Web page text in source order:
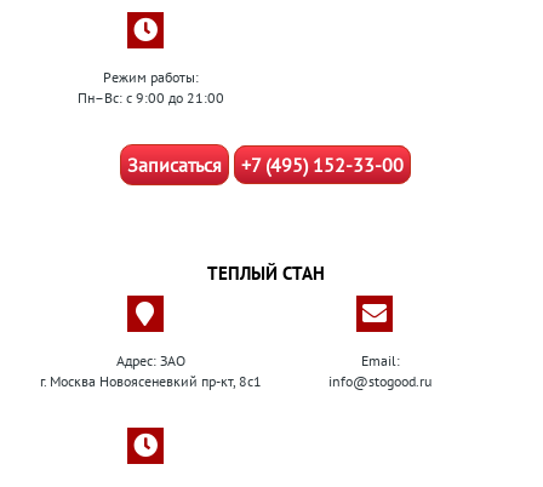
Режим работы:
Пн–Вс: с 9:00 до 21:00
Записаться +7 (495) 152-33-00
ТЕПЛЫЙ СТАН
Адрес: ЗАО
г. Москва Новоясеневкий пр-кт, 8с1
Email:
info@stogood.ru